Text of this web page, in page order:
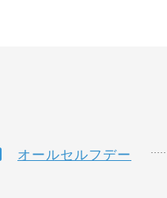
オールセルフデー